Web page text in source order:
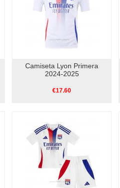
Camiseta Lyon Primera
2024-2025
€17.60